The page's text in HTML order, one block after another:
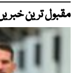
مقبول ترین